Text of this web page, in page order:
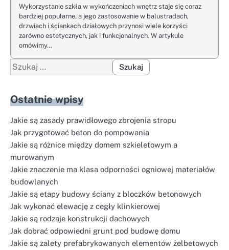
Wykorzystanie szkła w wykończeniach wnętrz staje się coraz
bardziej popularne, a jego zastosowanie w balustradach,
drzwiach i ściankach działowych przynosi wiele korzyści
zarówno estetycznych, jak i funkcjonalnych. W artykule
omówimy…
Szukaj:
Ostatnie wpisy
Jakie są zasady prawidłowego zbrojenia stropu
Jak przygotować beton do pompowania
Jakie są różnice między domem szkieletowym a
murowanym
Jakie znaczenie ma klasa odporności ogniowej materiałów
budowlanych
Jakie są etapy budowy ściany z bloczków betonowych
Jak wykonać elewację z cegły klinkierowej
Jakie są rodzaje konstrukcji dachowych
Jak dobrać odpowiedni grunt pod budowę domu
Jakie są zalety prefabrykowanych elementów żelbetowych